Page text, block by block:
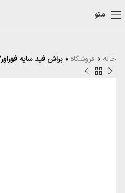
منو
خانه » فروشگاه » براش فید سایه فوراور52